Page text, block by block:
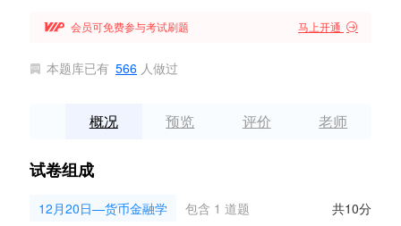
马上开通 
 会员可免费参与考试刷题
 本题库已有 566 人做过
概况 预览 评价 老师
试卷组成
12月20日—货币金融学 包含 1 道题 共10分